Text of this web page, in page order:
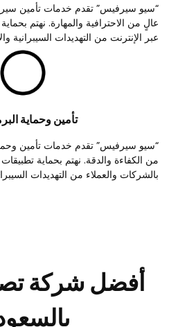
“سيو سيرفيس” تقدم خدمات تأمين
عالٍ من الاحترافية والمهارة. نهتم
عبر الإنترنت من التهديدات السيبرانية
تأمين وحماية
“سيو سيرفيس” تقدم خدمات تأمين
من الكفاءة والدقة. نهتم بحماية
بالشركات والعملاء من التهديدات
أفضل شركة